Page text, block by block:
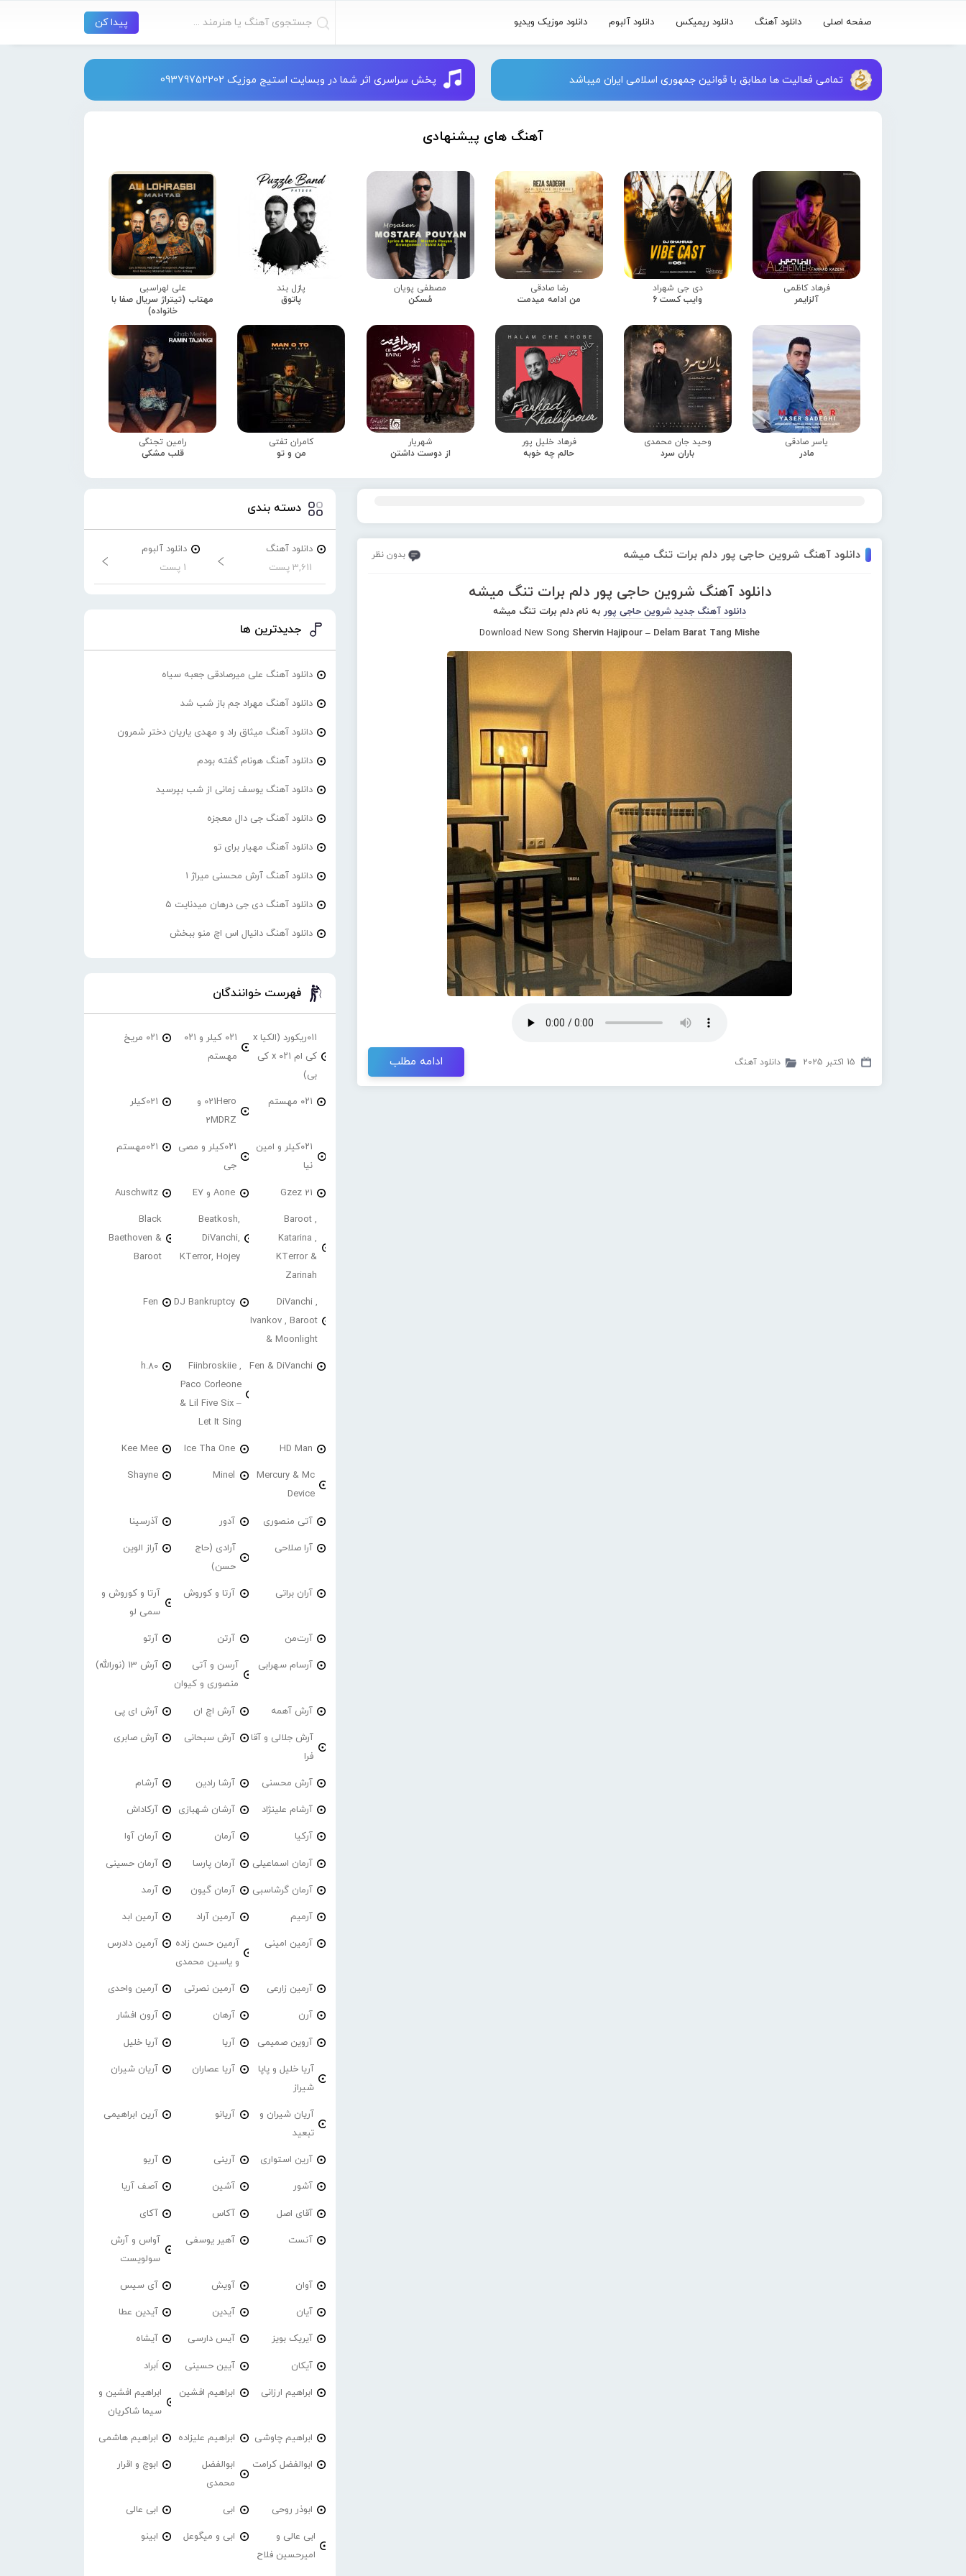
صفحه اصلی دانلود آهنگ دانلود ریمیکس دانلود آلبوم دانلود موزیک ویدیو
تمامی فعالیت ها مطابق با قوانین جمهوری اسلامی ایران میباشد پخش سراسری اثر شما در وبسایت استیج موزیک 09379752202
آهنگ های پیشنهادی
فرهاد کاظمی
آلزایمر
دی جی شهراد
وایب کست 6
رضا صادقی
من ادامه میدمت
مصطفی پویان
مُسکن
پازل بند
پاتوق
علی لهراسبی
مهتاب (تیتراژ سریال صفا با
خانواده)
یاسر صادقی
مادر
وحید جان محمدی
باران سرد
فرهاد خلیل پور
حالم چه خوبه
شهریار
از دوست داشتن
کامران تفتی
من و تو
رامین تجنگی
قلب مشکی
دانلود آهنگ شروین حاجی پور دلم برات تنگ میشه بدون نظر
دانلود آهنگ شروین حاجی پور دلم برات تنگ میشه
دانلود آهنگ جدید شروین حاجی پور به نام دلم برات تنگ میشه
Download New Song Shervin Hajipour – Delam Barat Tang Mishe
15 اکتبر 2025 دانلود آهنگ ادامه مطلب
دسته بندی
دانلود آهنگ
3,611 پست
دانلود آلبوم
1 پست
جدیدترین ها
دانلود آهنگ علی میرصادقی جعبه سیاه
دانلود آهنگ مهراد جم باز شب شد
دانلود آهنگ میثاق راد و مهدی یاریان دختر شمرون
دانلود آهنگ هونام گفته بودم
دانلود آهنگ یوسف زمانی از شب بپرسید
دانلود آهنگ جی دال معجزه
دانلود آهنگ مهیار برای تو
دانلود آهنگ آرش محسنی میراژ 1
دانلود آهنگ دی جی درهان میدنایت 5
دانلود آهنگ دانیال اس اچ منو ببخش
فهرست خوانندگان
۰۱۱ریکورد (الکیا x
کی ام ۰۲۱ x کی
بی)
۰۲۱ کیلر و ۰۲۱
مهستم
۰۲۱ مریخ
۰۲۱ مهستم
021Hero و
2MDRZ
021کیلر
۰۲۱کیلر و امین
نیا
۰۲۱کیلر و مصی
جی
۰۲۱مهستم
21 Gzez Aone و E7 Auschwitz
Baroot ,
Katarina ,
KTerror &
Zarinah
Beatkosh,
DiVanchi,
KTerror, Hojey
Black
Baethoven &
Baroot
DiVanchi ,
Ivankov , Baroot
& Moonlight
DJ Bankruptcy
Fen
Fen & DiVanchi
Fiinbroskiie ,
Paco Corleone
& Lil Five Six –
Let It Sing
h.80
HD Man
Ice Tha One
Kee Mee
Mercury & Mc
Device
Minel
Shayne
آتی منصوری آدور آذرسینا
آرا صلاحی
آرادی (حاج
حسن)
آراز الوین
آران براتی آرتا و کوروش
آرتا و کوروش و
سمی لو
آرت‌من آرتن آرتو
آرسام سهرابی
آرسن و آتی
منصوری و کیوان
آرش 13 (نورالله)
آرش آهمه آرش اچ ان آرش ای پی
آرش جلالی و آقا
فرا
آرش سبحانی آرش صابری
آرش محسنی آرشا رادین آرشام
آرشام علینژاد آرشان شهبازی آرکاداش
آرکیا آرمان آرمان آوا
آرمان اسماعیلی آرمان پارسا آرمان حسینی
آرمان گرشاسبی آرمان گیون آرمد
آرمیم آرمین آراد آرمین ابد
آرمین امینی
آرمین حسن زاده
و یاسین محمدی
آرمین دادرس
آرمین زارعی آرمین نصرتی آرمین واحدی
آرن آرهان آرون افشار
آروین صمیمی آریا آریا خلیل
آریا خلیل و پاپا
شیراز
آریا عصاران آریان شیران
آریان شیران و
تبعید
آریانو آرین ابراهیمی
آرین استواری آرینی آریو
آشور آشین آصف آریا
آقای اصل آکاس آکای
آنست آهیر یوسفی
آواس و آرش
سولویست
آوان آویش آی سیس
آیان آیدین آیدین عطا
آیریک بویز آیس دارسی آیشاه
آیکان آیین حسینی اَبراد
ابراهیم ارزانی ابراهیم افشین
ابراهیم افشین و
سیما شاکریان
ابراهیم چاوشی ابراهیم علیزاده ابراهیم هاشمی
ابوالفضل کرامت
ابوالفضل
محمدی
ابوچ و اقرار
ابوذر روحی ابی ابی عالی
ابی عالی و
امیرحسین فلاح
ابی و میگوعل ابینو